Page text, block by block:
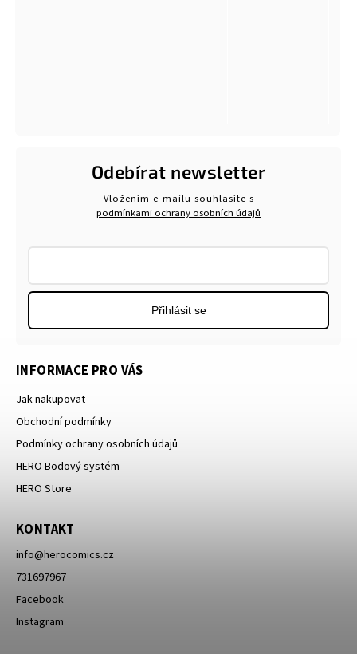
INFORMACE PRO VÁS
Jak nakupovat
Obchodní podmínky
Podmínky ochrany osobních údajů
HERO Bodový systém
HERO Store
KONTAKT
info@herocomics.cz
731697967
Facebook
Instagram
Odebírat newsletter
Vložením e-mailu souhlasíte s
podmínkami ochrany osobních údajů
Přihlásit se